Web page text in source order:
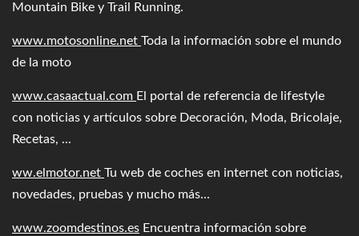
Mountain Bike y Trail Running.
www.motosonline.net Toda la información sobre el mundo
de la moto
www.casaactual.com El portal de referencia de lifestyle
con noticias y artículos sobre Decoración, Moda, Bricolaje,
Recetas, ...
ww.elmotor.net Tu web de coches en internet con noticias,
novedades, pruebas y mucho más...
www.zoomdestinos.es Encuentra información sobre